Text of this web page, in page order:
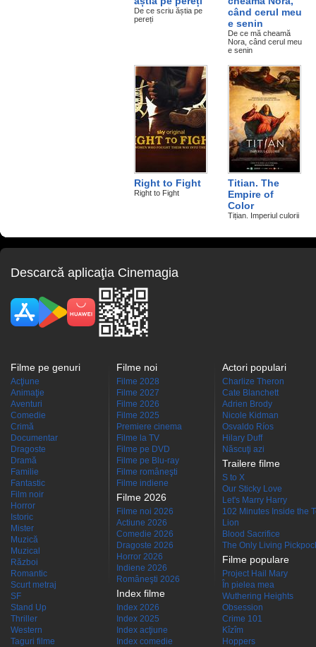
De ce scriu ăștia pe
pereți
când cerul meu
e senin
De ce mă cheamă
Nora, când cerul meu
e senin
Right to Fight
Right to Fight
Titian. The
Empire of
Color
Tițian. Imperiul culorii
Descarcă aplicaţia Cinemagia
Filme pe genuri
Acţiune
Animaţie
Aventuri
Comedie
Crimă
Documentar
Dragoste
Dramă
Familie
Fantastic
Film noir
Horror
Istoric
Mister
Muzică
Muzical
Război
Romantic
Scurt metraj
SF
Stand Up
Thriller
Western
Taguri filme
Filme noi
Filme 2028
Filme 2027
Filme 2026
Filme 2025
Premiere cinema
Filme la TV
Filme pe DVD
Filme pe Blu-ray
Filme româneşti
Filme indiene
Filme 2026
Filme noi 2026
Actiune 2026
Comedie 2026
Dragoste 2026
Horror 2026
Indiene 2026
Româneşti 2026
Index filme
Index 2026
Index 2025
Index acţiune
Index comedie
Actori populari
Charlize Theron
Cate Blanchett
Adrien Brody
Nicole Kidman
Osvaldo Ríos
Hilary Duff
Născuţi azi
Trailere filme
S to X
Our Sticky Love
Let's Marry Harry
102 Minutes Inside the
Lion
Blood Sacrifice
The Only Living
Filme populare
Project Hail Mary
În pielea mea
Wuthering Heights
Obsession
Crime 101
Kîzîm
Hoppers